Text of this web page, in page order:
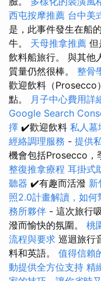
西屯按摩推薦 台中美
是，此事件發生在船
牛。 天母推拿推薦 但
飲料船旅行。 與其他
質量仍然很棒。 整骨
歡迎飲料（Prosecco
點。 月子中心費用詳
Google Search
擇 ✔️歡迎飲料 私人墓
經絡調理服務 - 提供
機會包括Prosecco，
整復推拿療程 耳掛式
聽器 ✔️有趣而活潑 新
照2.0計畫解讀，如
務所夥伴 - 這次旅行
潑而愉快的氛圍。 桃
流程與要求 巡迴旅行
料和英語。 值得信賴
動提供全方位支持 精